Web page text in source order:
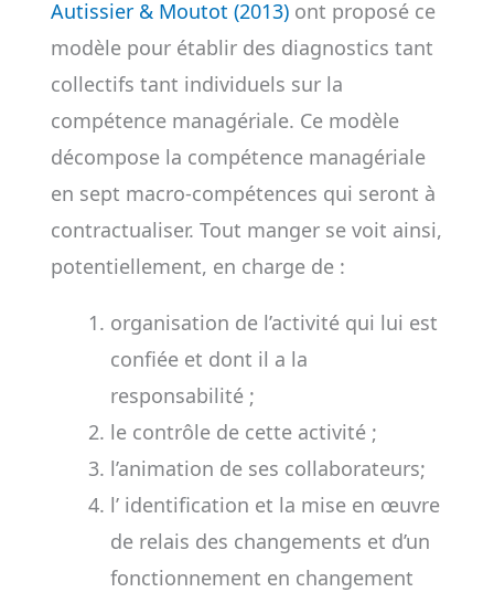
Autissier & Moutot (2013)ont proposé ce
modèle pour établir des diagnostics tant
collectifs tant individuels sur la
compétence managériale. Ce modèle
décompose la compétence managériale
en sept macro-compétences qui seront à
contractualiser. Tout manger se voit ainsi,
potentiellement, en charge de :
organisation de l’activité qui lui est
confiée et dont il a la
responsabilité ;
le contrôle de cette activité ;
l’animation de ses collaborateurs;
l’ identification et la mise en œuvre
de relais des changements et d’un
fonctionnement en changement